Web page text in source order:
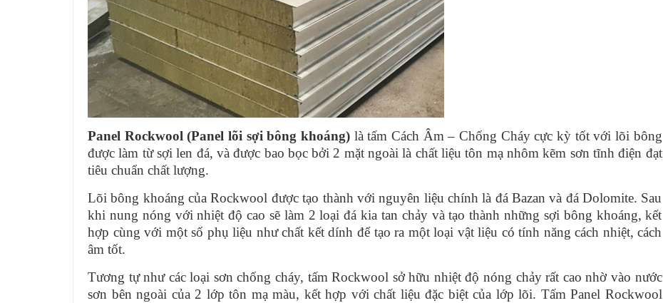
Panel Rockwool (Panel lõi sợi bông khoáng)là tấm Cách Âm – Chống Cháy cực kỳ tốt với lõi bông
được làm từ sợi len đá, và được bao bọc bởi 2 mặt ngoài là chất liệu tôn mạ nhôm kẽm sơn tĩnh điện đạt
tiêu chuẩn chất lượng.
Lõi bông khoáng của Rockwool được tạo thành với nguyên liệu chính là đá Bazan và đá Dolomite. Sau
khi nung nóng với nhiệt độ cao sẽ làm 2 loại đá kia tan chảy và tạo thành những sợi bông khoáng, kết
hợp cùng với một số phụ liệu như chất kết dính để tạo ra một loại vật liệu có tính năng cách nhiệt, cách
âm tốt.
Tương tự như các loại sơn chống cháy, tấm Rockwool sở hữu nhiệt độ nóng chảy rất cao nhờ vào nước
sơn bên ngoài của 2 lớp tôn mạ màu, kết hợp với chất liệu đặc biệt của lớp lõi. Tấm Panel Rockwool